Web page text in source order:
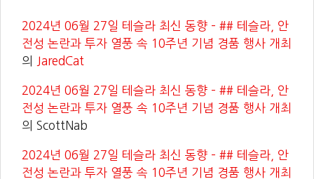
2024년 06월 27일 테슬라 최신 동향 – ## 테슬라, 안
전성 논란과 투자 열풍 속 10주년 기념 경품 행사 개최
의
JaredCat
2024년 06월 27일 테슬라 최신 동향 – ## 테슬라, 안
전성 논란과 투자 열풍 속 10주년 기념 경품 행사 개최
의 ScottNab
2024년 06월 27일 테슬라 최신 동향 – ## 테슬라, 안
전성 논란과 투자 열풍 속 10주년 기념 경품 행사 개최